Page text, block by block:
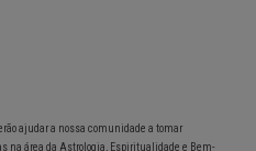
ajudar a nossa comunidade a tomar
área da Astrologia, Espiritualidade e Bem-